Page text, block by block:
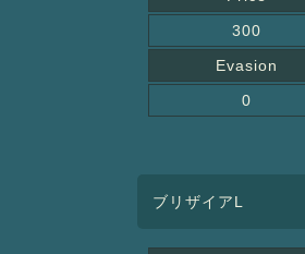
300
Evasion
0
ブリザイアL